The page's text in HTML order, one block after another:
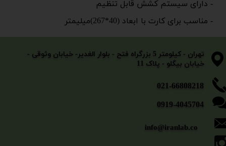
- دارای سیستم کشش قابل تنظیم
- مناسب برای کارت با ابعاد (40*267)میلیمتر
​​​​​021-66808218
0919-4045704
​​​​​​​تهران - کیلومتر 5 بزرگراه فتح - بلوار الغدیر- خیابان وثوقی -
خیابان بیگلو - پلاک 11
info@iranlab.co